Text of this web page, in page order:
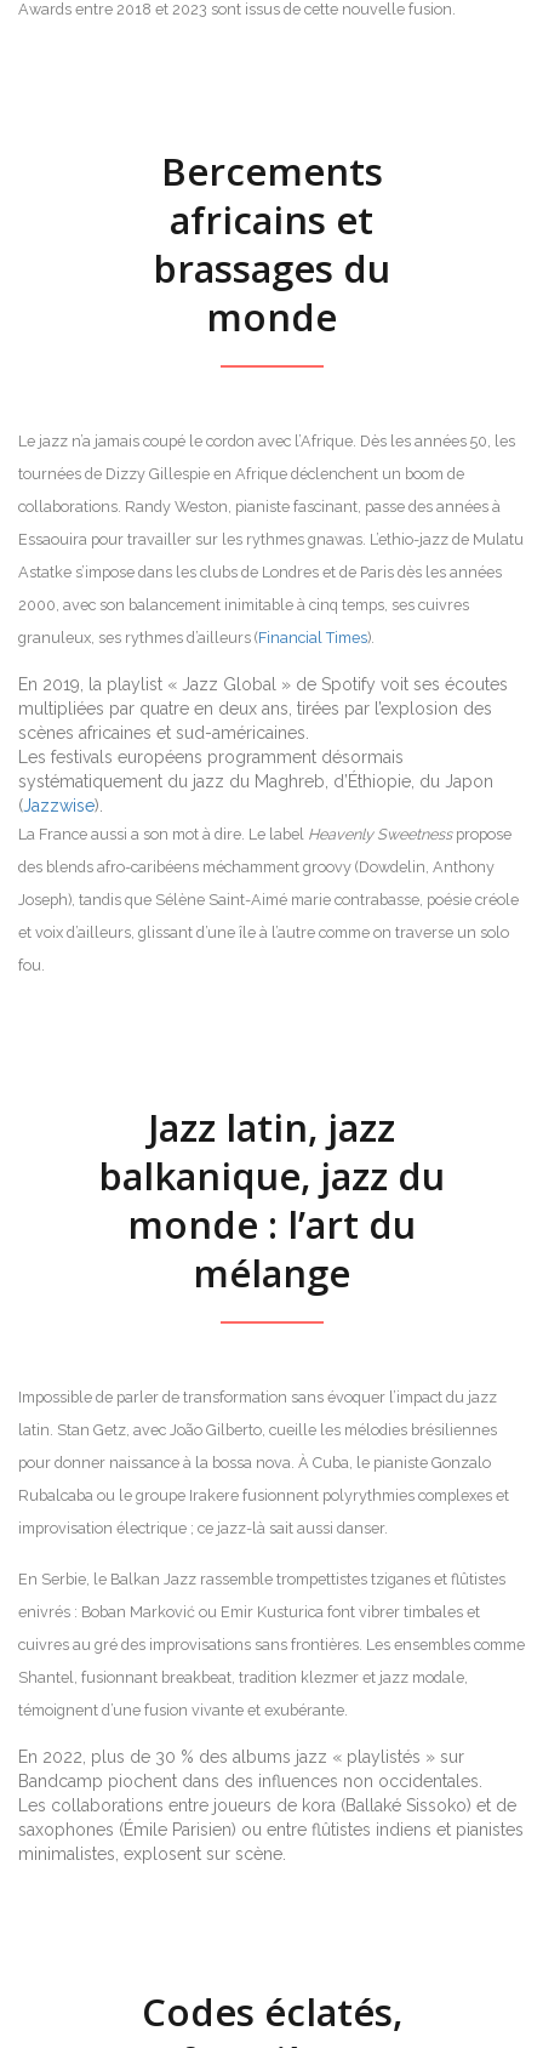
Awards entre 2018 et 2023 sont issus de cette nouvelle fusion.
Bercements
africains et
brassages du
monde
Le jazz n’a jamais coupé le cordon avec l’Afrique. Dès les années 50, les
tournées de Dizzy Gillespie en Afrique déclenchent un boom de
collaborations. Randy Weston, pianiste fascinant, passe des années à
Essaouira pour travailler sur les rythmes gnawas. L’ethio-jazz de Mulatu
Astatke s’impose dans les clubs de Londres et de Paris dès les années
2000, avec son balancement inimitable à cinq temps, ses cuivres
granuleux, ses rythmes d’ailleurs (Financial Times).
En 2019, la playlist « Jazz Global » de Spotify voit ses écoutes
multipliées par quatre en deux ans, tirées par l’explosion des
scènes africaines et sud-américaines.
Les festivals européens programment désormais
systématiquement du jazz du Maghreb, d’Éthiopie, du Japon
(Jazzwise).
La France aussi a son mot à dire. Le label Heavenly Sweetnesspropose
des blends afro-caribéens méchamment groovy (Dowdelin, Anthony
Joseph), tandis que Sélène Saint-Aimé marie contrabasse, poésie créole
et voix d’ailleurs, glissant d’une île à l’autre comme on traverse un solo
fou.
Jazz latin, jazz
balkanique, jazz du
monde : l’art du
mélange
Impossible de parler de transformation sans évoquer l’impact du jazz
latin. Stan Getz, avec João Gilberto, cueille les mélodies brésiliennes
pour donner naissance à la bossa nova. À Cuba, le pianiste Gonzalo
Rubalcaba ou le groupe Irakere fusionnent polyrythmies complexes et
improvisation électrique ; ce jazz-là sait aussi danser.
En Serbie, le Balkan Jazz rassemble trompettistes tziganes et flûtistes
enivrés : Boban Marković ou Emir Kusturica font vibrer timbales et
cuivres au gré des improvisations sans frontières. Les ensembles comme
Shantel, fusionnant breakbeat, tradition klezmer et jazz modale,
témoignent d’une fusion vivante et exubérante.
En 2022, plus de 30 % des albums jazz « playlistés » sur
Bandcamp piochent dans des influences non occidentales.
Les collaborations entre joueurs de kora (Ballaké Sissoko) et de
saxophones (Émile Parisien) ou entre flûtistes indiens et pianistes
minimalistes, explosent sur scène.
Codes éclatés,